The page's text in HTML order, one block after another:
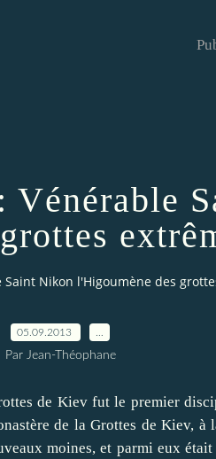
Vénérable
Saint Nikon l'Higoumène des
05.09.2013
Par Jean-Théophane
de Kiev fut le premier
de la Grottes de Kiev, à
moines, et parmi eux était